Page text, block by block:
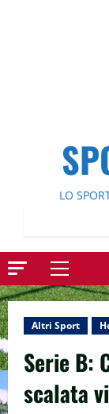
LO
Menu
Altri Sport
Serie B:
scalata